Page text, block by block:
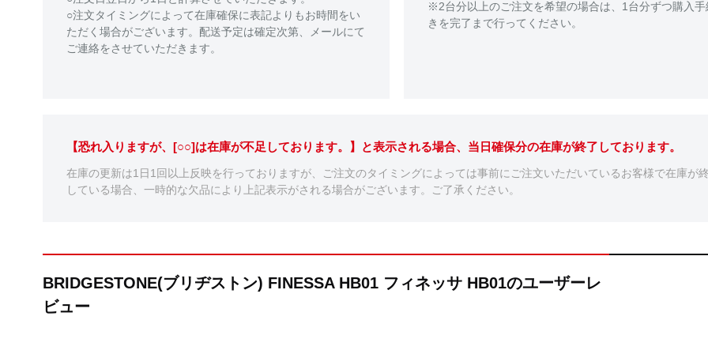
○注文タイミングによって在庫確保に表記よりもお時間をい
ただく場合がございます。配送予定は確定次第、メールにて
ご連絡をさせていただきます。
※2台分以上のご注文を希望の場合は、1台分ずつ購入手
きを完了まで行ってください。
【恐れ入りますが、[○○]は在庫が不足しております。】と表示される場合、当日確保分の在庫が終了しております。
在庫の更新は1日1回以上反映を行っておりますが、ご注文のタイミングによっては事前にご注文いただいているお客様で在庫が
している場合、一時的な欠品により上記表示がされる場合がございます。ご了承ください。
BRIDGESTONE(ブリヂストン) FINESSA HB01 フィネッサ HB01のユーザーレ
ビュー